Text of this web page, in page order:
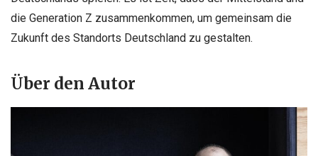
die Generation Z zusammenkommen, um gemeinsam die
Zukunft des Standorts Deutschland zu gestalten.
Über den Autor